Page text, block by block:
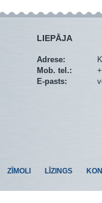
LIEPĀJA
Adrese:
Mob. tel.:
E-pasts:
ZĪMOLI LĪZINGS